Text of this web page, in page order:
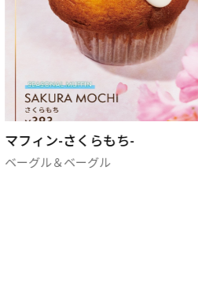
マフィン-さくらもち-
ベーグル＆ベーグル